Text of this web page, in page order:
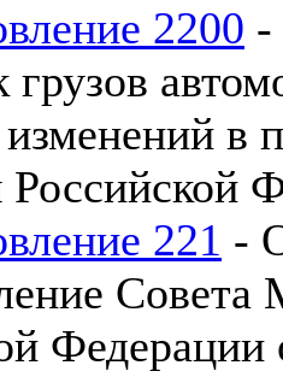
2200 -
грузов
в
221 -
Совета
Федерации